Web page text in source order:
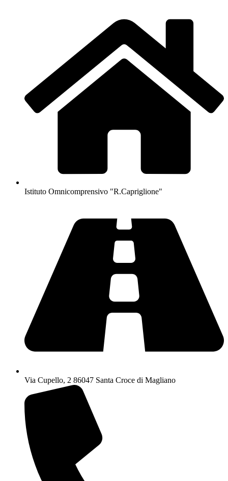
Istituto Omnicomprensivo "R.Capriglione"
Via Cupello, 2 86047 Santa Croce di Magliano